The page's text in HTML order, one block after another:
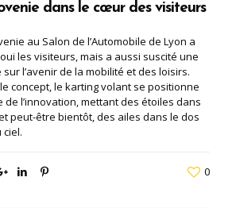
dans le cœur des visiteurs
au Salon de l’Automobile de Lyon a
les visiteurs, mais a aussi suscité une
l’avenir de la mobilité et des loisirs.
concept, le karting volant se positionne
de l’innovation, mettant des étoiles dans
peut-être bientôt, des ailes dans le dos
0